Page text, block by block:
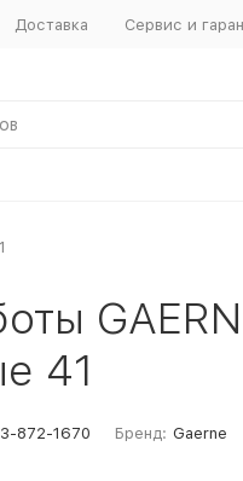
Доставка Сервис и
41
872-1670 Бренд: Gaerne